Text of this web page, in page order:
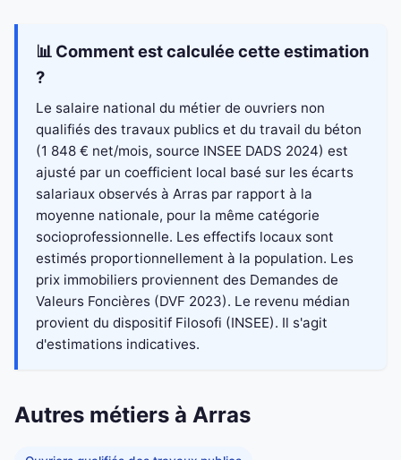
📊 Comment est calculée cette estimation
?
Le salaire national du métier de ouvriers non
qualifiés des travaux publics et du travail du béton
(1 848 € net/mois, source INSEE DADS 2024) est
ajusté par un coefficient local basé sur les écarts
salariaux observés à Arras par rapport à la
moyenne nationale, pour la même catégorie
socioprofessionnelle. Les effectifs locaux sont
estimés proportionnellement à la population. Les
prix immobiliers proviennent des Demandes de
Valeurs Foncières (DVF 2023). Le revenu médian
provient du dispositif Filosofi (INSEE). Il s'agit
d'estimations indicatives.
Autres métiers à Arras